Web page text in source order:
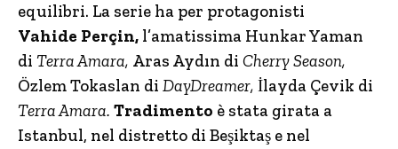
equilibri. La serie ha per protagonisti
Vahide Perçin, l’amatissima Hunkar Yaman
di Terra Amara, Aras Aydın di Cherry Season,
Özlem Tokaslan di DayDreamer, İlayda Çevik di
Terra Amara. Tradimento è stata girata a
Istanbul, nel distretto di Beşiktaş e nel